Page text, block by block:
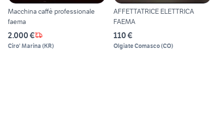
Macchina caffè professionale
faema
2.000 €
Ciro' Marina (KR)
AFFETTATRICE ELETTRICA
FAEMA
110 €
Olgiate Comasco(CO)